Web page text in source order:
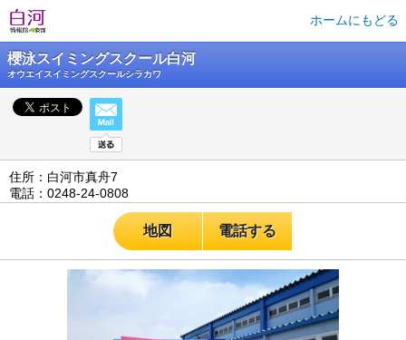
ホームにもどる
櫻泳スイミングスクール白河
オウエイスイミングスクールシラカワ
住所：白河市真舟7
電話：0248-24-0808
地図 電話する